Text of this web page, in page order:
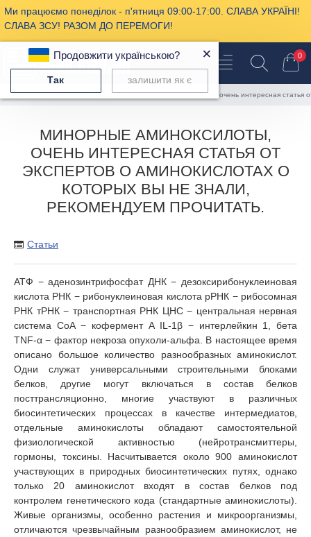
Ми працюємо понеділок - п'ятниця 09:00-17:00. СЛАВА УКРАЇНІ!
СЛАВА ЗСУ! РАЗОМ ДО ПЕРЕМОГИ!
0
Записи сайта Статьи Минорные аминоксилоты, очень интересная статья
МИНОРНЫЕ АМИНОКСИЛОТЫ,
ОЧЕНЬ ИНТЕРЕСНАЯ СТАТЬЯ ОТ
ЭКСПЕРТОВ О АМИНОКИСЛОТАХ О
КОТОРЫХ ВЫ НЕ ЗНАЛИ,
РЕКОМЕНДУЕМ ПРОЧИТАТЬ.
Статьи
АТФ − аденозинтрифосфат ДНК − дезоксирибонуклеиновая
кислота РНК − рибонуклеиновая кислота рРНК − рибосомная
РНК тРНК − транспортная РНК ЦНС − центральная нервная
система СоА − кофермент А IL-1β − интерлейкин 1, бета
TNF-α − фактор некроза опухоли-альфа. В настоящее время
описано большое количество разнообразных аминокислот.
Одни служат универсальными строительными блоками
белков, другие могут включаться в состав белков
посттрансляционно, многие участвуют в различных
биосинтетических процессах в качестве интермедиатов,
отдельные аминокислоты обладают самостоятельной
физиологической активностью (нейротрансмиттеры,
гормоны, токсины. Насчитывается около 900 аминокислот
участвующих в природных биосинтетических путях, однако
только 20 аминокислот входят в состав белков под
контролем генетического кода (стандартные аминокислоты).
Живые организмы, особенно растения и микроорганизмы,
отличаются чрезвычайным разнообразием аминокислот, не
Продовжити українською? ×
Так залишити як є